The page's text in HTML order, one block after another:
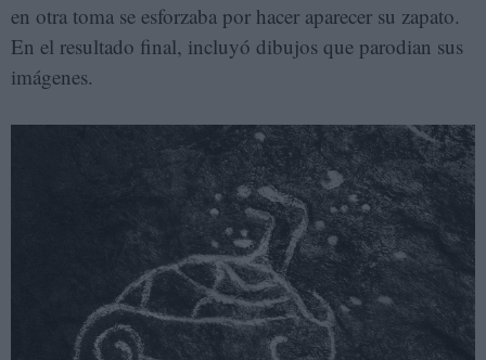
en otra toma se esforzaba por hacer aparecer su zapato.
En el resultado final, incluyó dibujos que parodian sus
imágenes.